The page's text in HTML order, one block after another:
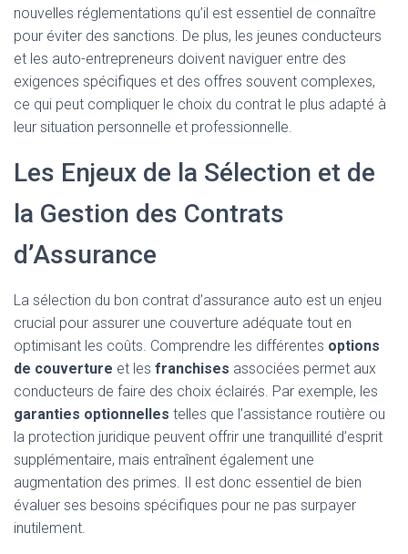
nouvelles réglementations qu’il est essentiel de connaître
pour éviter des sanctions. De plus, les jeunes conducteurs
et les auto-entrepreneurs doivent naviguer entre des
exigences spécifiques et des offres souvent complexes,
ce qui peut compliquer le choix du contrat le plus adapté à
leur situation personnelle et professionnelle.
Les Enjeux de la Sélection et de
la Gestion des Contrats
d’Assurance
La sélection du bon contrat d’assurance auto est un enjeu
crucial pour assurer une couverture adéquate tout en
optimisant les coûts. Comprendre les différentes options
de couverture et les franchises associées permet aux
conducteurs de faire des choix éclairés. Par exemple, les
garanties optionnelles telles que l’assistance routière ou
la protection juridique peuvent offrir une tranquillité d’esprit
supplémentaire, mais entraînent également une
augmentation des primes. Il est donc essentiel de bien
évaluer ses besoins spécifiques pour ne pas surpayer
inutilement.